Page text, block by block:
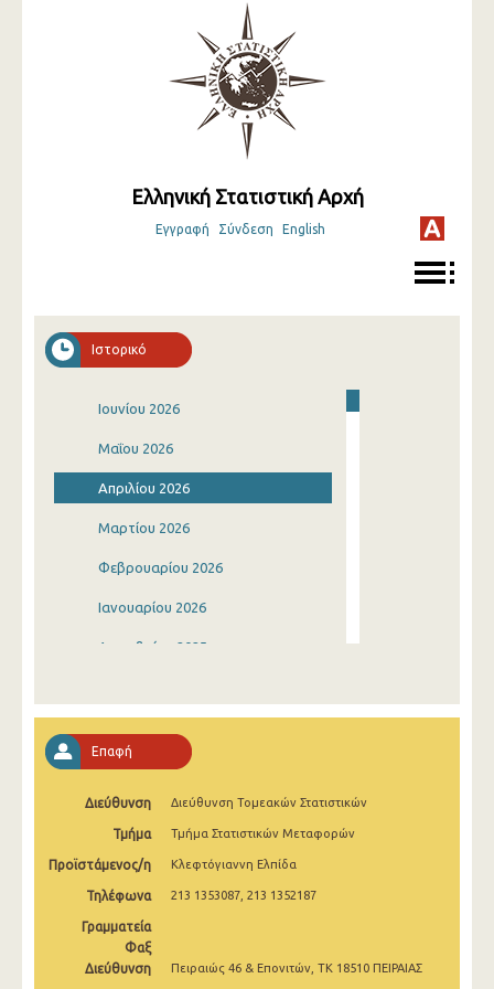
Ελληνική Στατιστική Αρχή
Εγγραφή Σύνδεση English
Ιστορικό
Ιουνίου 2026
Μαΐου 2026
Απριλίου 2026
Μαρτίου 2026
Φεβρουαρίου 2026
Ιανουαρίου 2026
Δεκεμβρίου 2025
Σεπτεμβρίου 2025
Αυγούστου 2025
Ιουλίου 2025
Ιουνίου 2025
Μαΐου 2025
Απριλίου 2025
Επαφή
Διεύθυνση Διεύθυνση Τομεακών Στατιστικών
Τμήμα Τμήμα Στατιστικών Μεταφορών
Προϊστάμενος/η Κλεφτόγιαννη Ελπίδα
Τηλέφωνα 213 1353087, 213 1352187
Γραμματεία
Φαξ
Διεύθυνση
Πειραιώς 46 & Επονιτών, ΤΚ 18510 ΠΕΙΡΑΙΑΣ